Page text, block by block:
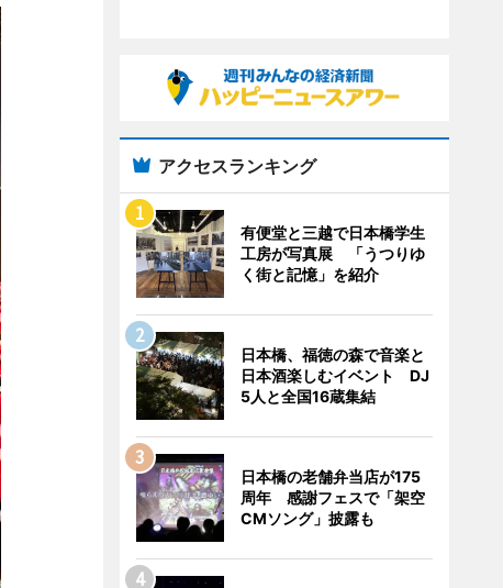
アクセスランキング
有便堂と三越で日本橋学生
工房が写真展 「うつりゆ
く街と記憶」を紹介
日本橋、福徳の森で音楽と
日本酒楽しむイベント DJ
5人と全国16蔵集結
日本橋の老舗弁当店が175
周年 感謝フェスで「架空
CMソング」披露も